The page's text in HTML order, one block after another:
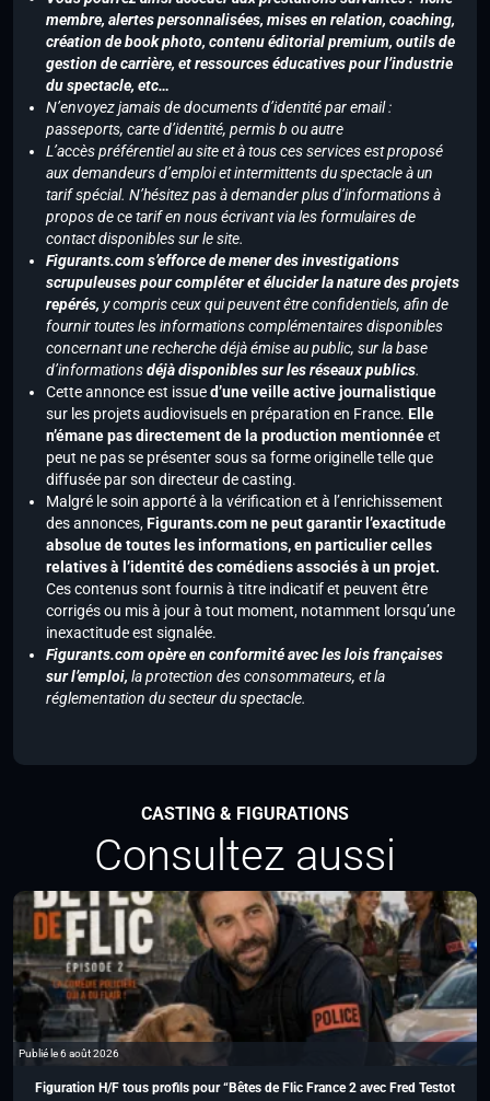
membre, alertes personnalisées, mises en relation, coaching,
création de book photo, contenu éditorial premium, outils de
gestion de carrière, et ressources éducatives pour l’industrie
du spectacle, etc…
N’envoyez jamais de documents d’identité par email :
passeports, carte d’identité, permis b ou autre
L’accès préférentiel au site et à tous ces services est proposé
aux demandeurs d’emploi et intermittents du spectacle à un
tarif spécial. N’hésitez pas à demander plus d’informations à
propos de ce tarif en nous écrivant via les formulaires de
contact disponibles sur le site.
Figurants.com s’efforce de mener des investigations
scrupuleuses pour compléter et élucider la nature des projets
repérés, y compris ceux qui peuvent être confidentiels, afin de
fournir toutes les informations complémentaires disponibles
concernant une recherche déjà émise au public, sur la base
d’informationsdéjà disponibles sur les réseaux publics.
Cette annonce est issued’une veille active journalistique
sur les projets audiovisuels en préparation en France. Elle
n’émane pas directement de la production mentionnéeet
peut ne pas se présenter sous sa forme originelle telle que
diffusée par son directeur de casting.
Malgré le soin apporté à la vérification et à l’enrichissement
des annonces,Figurants.com ne peut garantir l’exactitude
absolue de toutes les informations, en particulier celles
relatives à l’identité des comédiens associés à un projet.
Ces contenus sont fournis à titre indicatif et peuvent être
corrigés ou mis à jour à tout moment, notamment lorsqu’une
inexactitude est signalée.
Figurants.com opère en conformité avec les lois françaises
sur l’emploi, la protection des consommateurs, et la
réglementation du secteur du spectacle.
CASTING & FIGURATIONS
Consultez aussi
Publié le 6 août 2026
Figuration H/F tous profils pour “Bêtes de Flic France 2 avec Fred Testot